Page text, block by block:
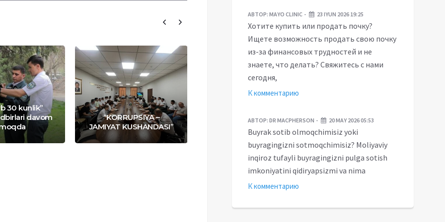
30 kunlik”
davom
“KORRUPSIYA –
JAMIYAT KUSHANDASI”
uchun sinov mashqlari
Ekologik muammolarga
АВТОР: MAYO CLINIC 23 IYUN 2026 19:25
Хотите купить или продать почку?
Ищете возможность продать свою почку
из-за финансовых трудностей и не
знаете, что делать? Свяжитесь с нами
сегодня,
К комментарию
АВТОР: DR MACPHERSON 20 MAY 2026 05:53
Buyrak sotib olmoqchimisiz yoki
buyragingizni sotmoqchimisiz? Moliyaviy
inqiroz tufayli buyragingizni pulga sotish
imkoniyatini qidiryapsizmi va nima
К комментарию